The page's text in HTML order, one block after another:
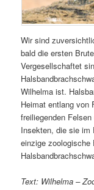
Wir sind
bald die ersten
Vergesellschaftet
Wilhelma ist.
Heimat entlang von
freiliegenden
Insekten, die sie im
einzige zoologische
Text: Wilhelma –